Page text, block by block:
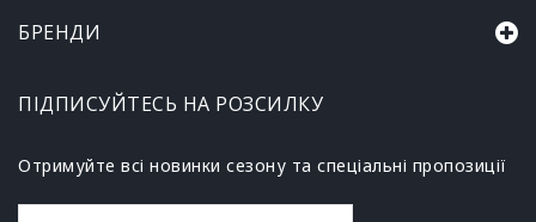
БРЕНДИ
ПІДПИСУЙТЕСЬ НА РОЗСИЛКУ
Отримуйте всі новинки сезону та спеціальні пропозиції